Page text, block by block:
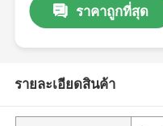
ราคาถูกที่สุด
รายละเอียดสินค้า